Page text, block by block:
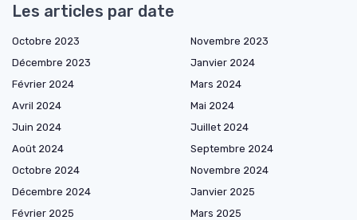
Les articles par date
Octobre 2023
Novembre 2023
Décembre 2023
Janvier 2024
Février 2024
Mars 2024
Avril 2024
Mai 2024
Juin 2024
Juillet 2024
Août 2024
Septembre 2024
Octobre 2024
Novembre 2024
Décembre 2024
Janvier 2025
Février 2025
Mars 2025